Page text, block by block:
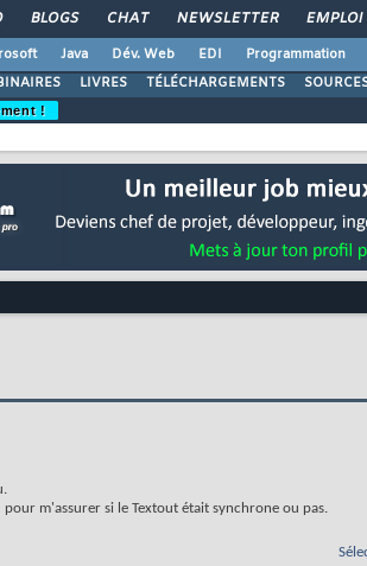
BLOGS CHAT NEWSLETTER EMPLOI
Java Dév. Web EDI Programmation
LIVRES TÉLÉCHARGEMENTS
!
m'assurer si le Textout était synchrone ou pas.